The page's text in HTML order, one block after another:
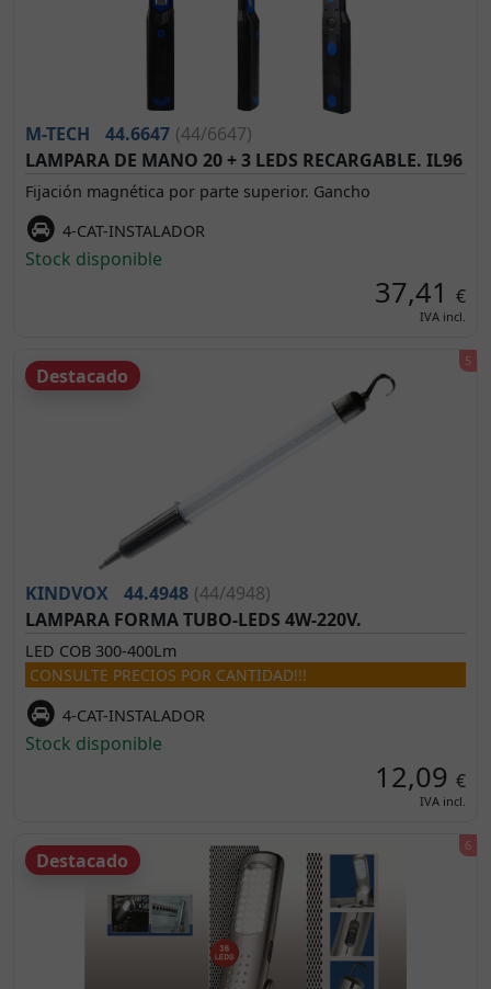
M-TECH 44.6647 (44/6647)
LAMPARA DE MANO 20 + 3 LEDS RECARGABLE. IL96
Fijación magnética por parte superior. Gancho
4-CAT-INSTALADOR
Stock disponible
37,41 €
IVA incl.
Destacado
KINDVOX 44.4948 (44/4948)
LAMPARA FORMA TUBO-LEDS 4W-220V.
LED COB 300-400Lm
CONSULTE PRECIOS POR CANTIDAD!!!
4-CAT-INSTALADOR
Stock disponible
12,09 €
IVA incl.
Destacado